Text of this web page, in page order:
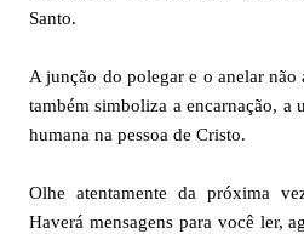
Santo.
A junção do polegar e o anelar não
também simboliza a encarnação, a
humana na pessoa de Cristo.
Olhe atentamente da próxima
Haverá mensagens para você ler,